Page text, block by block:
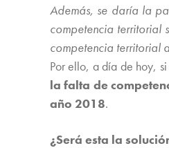
Además, se daría la
competencia territorial
competencia territorial
Por ello, a día de hoy,
la falta de
año 2018.
¿Será esta la